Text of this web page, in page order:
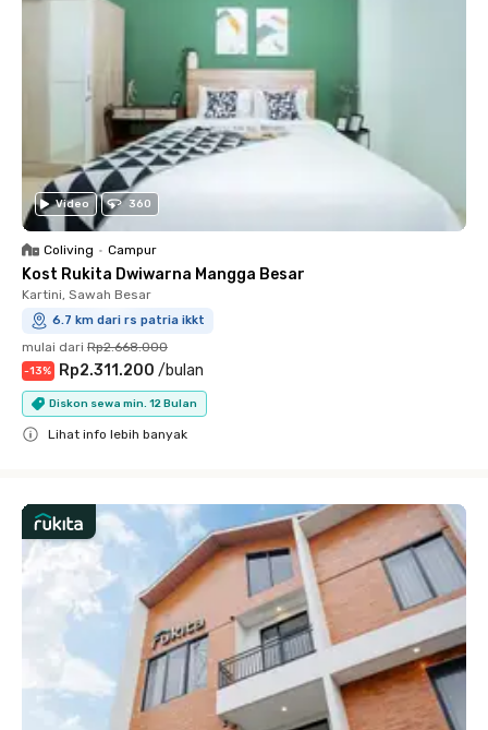
Video 360
Coliving • Campur
Kost Rukita Dwiwarna Mangga Besar
Kartini, Sawah Besar
6.7 km dari rs patria ikkt
mulai dari Rp2.668.000
-13% Rp2.311.200 /bulan
Diskon sewa min. 12 Bulan
Lihat info lebih banyak